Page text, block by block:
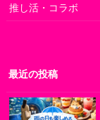
推し活・コラボ
最近の投稿